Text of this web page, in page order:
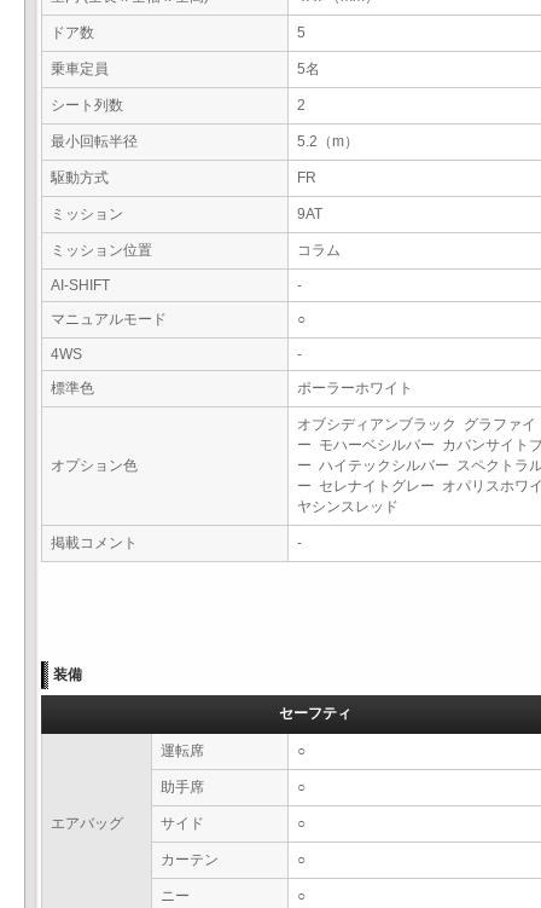
ドア数 5
乗車定員 5名
シート列数 2
最小回転半径 5.2（m）
駆動方式 FR
ミッション 9AT
ミッション位置 コラム
AI-SHIFT
-
マニュアルモード
○
4WS
-
標準色
ポーラーホワイト
オプション色
オブシディアンブラック グラファイ
ー モハーベシルバー カバンサイト
ー ハイテックシルバー スペクトラ
ー セレナイトグレー オパリスホワ
ヤシンスレッド
掲載コメント -
装備
セーフティ
エアバッグ
運転席 ○
助手席 ○
サイド ○
カーテン ○
ニー ○